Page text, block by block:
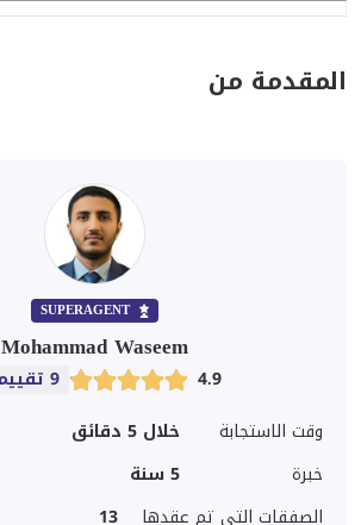
المقدمة من
SUPERAGENT
Mohammad Waseem
4.9
9 تقييمات
وقت الاستجابة
خلال 5 دقائق
خبرة
5 سنة
الصفقات التي تم عقدها
13